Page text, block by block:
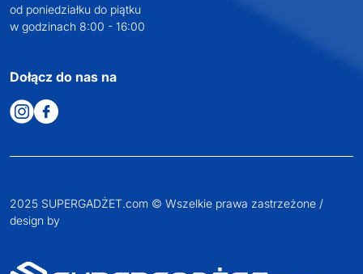
od poniedziałku do piątku
w godzinach 8:00 - 16:00
Dołącz do nas na
2025 SUPERGADŻET.com © Wszelkie prawa zastrzeżone /
design by